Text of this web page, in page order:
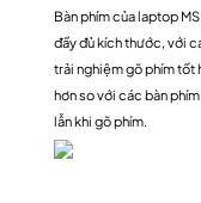
Bàn phím của laptop
đầy đủ kích thước, với
trải nghiệm gõ phím tốt
hơn so với các bàn
lẫn khi gõ phím.